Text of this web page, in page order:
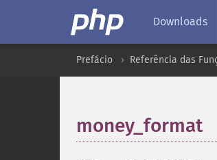
Downloads
Prefácio Referência das
money_format